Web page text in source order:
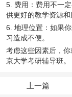
5. 费用：费用不一
供更好的教学资源和
6. 地理位置：如果
习造成不便。
考虑这些因素后，
京大学考研辅导班。
上一篇